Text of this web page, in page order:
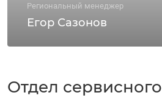
Региональный менеджер
Егор Сазонов
Отдел сервисного